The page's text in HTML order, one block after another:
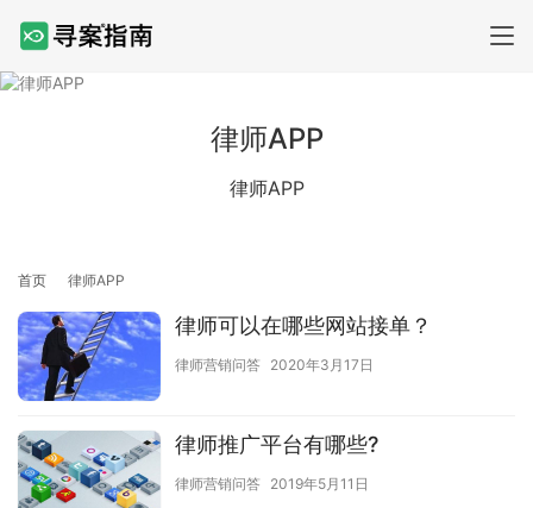
律师APP
律师APP
首页 律师APP
律师可以在哪些网站接单？
律师营销问答 2020年3月17日
律师推广平台有哪些?
律师营销问答 2019年5月11日